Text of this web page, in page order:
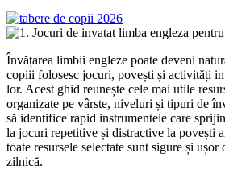
Învățarea limbii engleze poate deveni
copiii folosesc jocuri, povești și activități
lor. Acest ghid reunește cele mai utile
organizate pe vârste, niveluri și tipuri de
să identifice rapid instrumentele care
la jocuri repetitive și distractive la povești
toate resursele selectate sunt sigure și
zilnică.